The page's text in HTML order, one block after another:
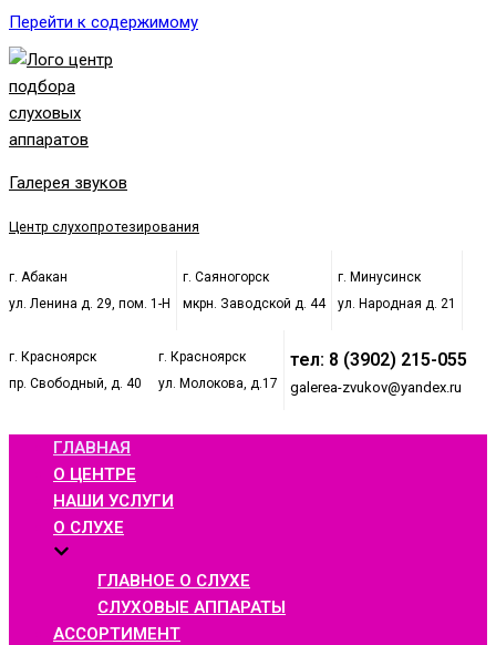
Перейти к содержимому
Галерея звуков
Центр слухопротезирования
г. Абакан
ул. Ленина д. 29, пом. 1-Н
г. Саяногорск
мкрн. Заводской д. 44
г. Минусинск
ул. Народная д. 21
г. Красноярск
пр. Свободный, д. 40
г. Красноярск
ул. Молокова, д.17
тел: 8 (3902) 215-055
galerea-zvukov@yandex.ru
ГЛАВНАЯ
О ЦЕНТРЕ
НАШИ УСЛУГИ
О СЛУХЕ
ГЛАВНОЕ О СЛУХЕ
СЛУХОВЫЕ АППАРАТЫ
АССОРТИМЕНТ